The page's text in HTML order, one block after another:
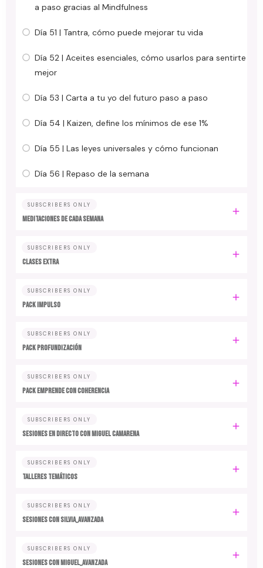
a paso gracias al Mindfulness
Día 51 | Tantra, cómo puede mejorar tu vida
Día 52 | Aceites esenciales, cómo usarlos para sentirte
mejor
Día 53 | Carta a tu yo del futuro paso a paso
Día 54 | Kaizen, define los mínimos de ese 1%
Día 55 | Las leyes universales y cómo funcionan
Día 56 | Repaso de la semana
SUBSCRIBERS ONLY
MEDITACIONES DE CADA SEMANA
SUBSCRIBERS ONLY
CLASES EXTRA
SUBSCRIBERS ONLY
PACK IMPULSO
SUBSCRIBERS ONLY
PACK PROFUNDIZACIÓN
SUBSCRIBERS ONLY
PACK EMPRENDE CON COHERENCIA
SUBSCRIBERS ONLY
SESIONES EN DIRECTO CON MIGUEL CAMARENA
SUBSCRIBERS ONLY
TALLERES TEMÁTICOS
SUBSCRIBERS ONLY
SESIONES CON SILVIA_AVANZADA
SUBSCRIBERS ONLY
SESIONES CON MIGUEL_AVANZADA